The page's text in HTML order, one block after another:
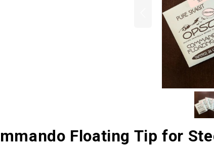
Floating Tip for